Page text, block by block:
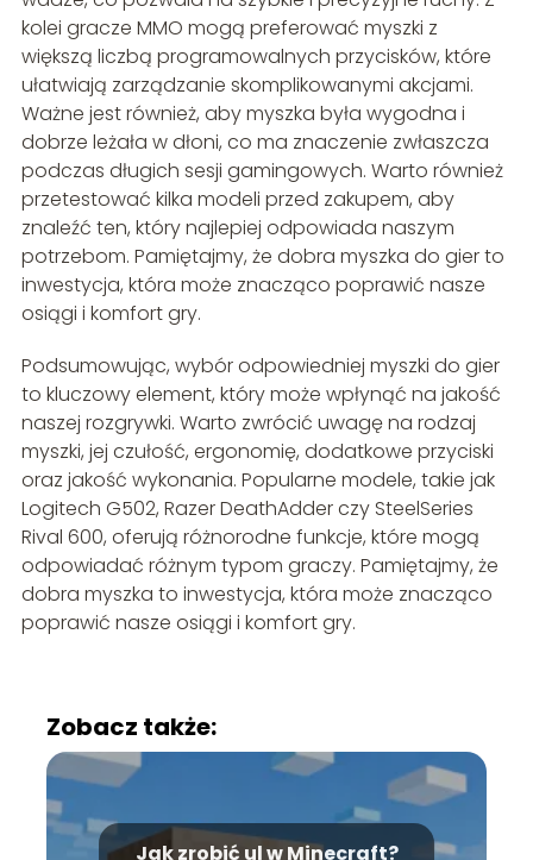
kolei gracze MMO mogą preferować myszki z
większą liczbą programowalnych przycisków, które
ułatwiają zarządzanie skomplikowanymi akcjami.
Ważne jest również, aby myszka była wygodna i
dobrze leżała w dłoni, co ma znaczenie zwłaszcza
podczas długich sesji gamingowych. Warto również
przetestować kilka modeli przed zakupem, aby
znaleźć ten, który najlepiej odpowiada naszym
potrzebom. Pamiętajmy, że dobra myszka do gier to
inwestycja, która może znacząco poprawić nasze
osiągi i komfort gry.
Podsumowując, wybór odpowiedniej myszki do gier
to kluczowy element, który może wpłynąć na jakość
naszej rozgrywki. Warto zwrócić uwagę na rodzaj
myszki, jej czułość, ergonomię, dodatkowe przyciski
oraz jakość wykonania. Popularne modele, takie jak
Logitech G502, Razer DeathAdder czy SteelSeries
Rival 600, oferują różnorodne funkcje, które mogą
odpowiadać różnym typom graczy. Pamiętajmy, że
dobra myszka to inwestycja, która może znacząco
poprawić nasze osiągi i komfort gry.
Zobacz także:
Jak zrobić ul w Minecraft?